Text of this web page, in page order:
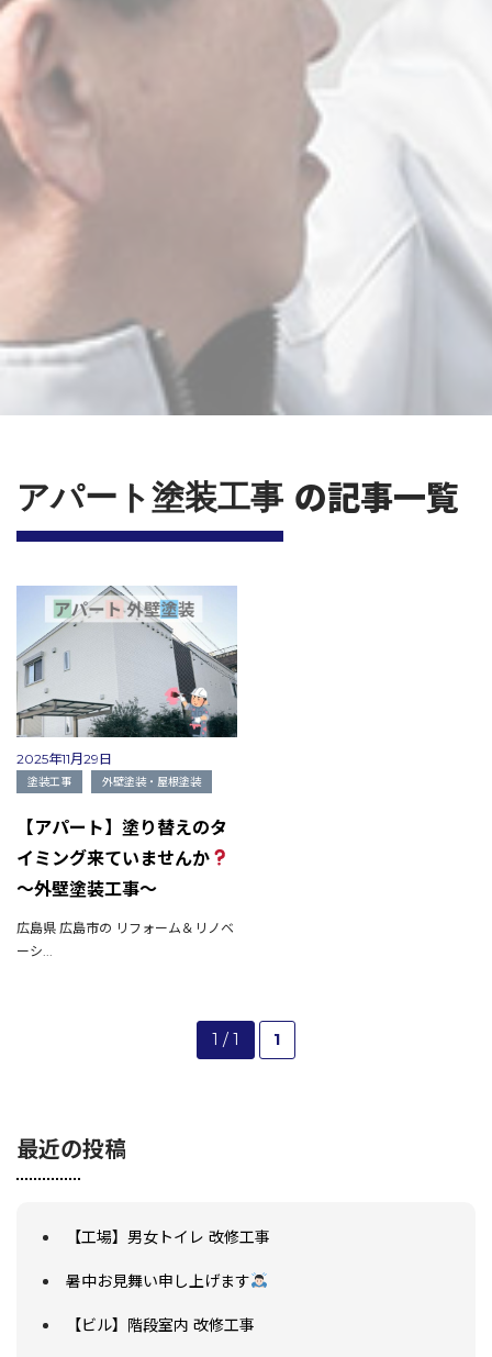
アパート塗装工事 の記事一覧
2025年11月29日
塗装工事 外壁塗装・屋根塗装
【アパート】塗り替えのタ
イミング来ていませんか
～外壁塗装工事～
広島県 広島市の リフォーム＆リノベ
ーシ...
1 / 1 1
最近の投稿
【工場】男女トイレ 改修工事
暑中お見舞い申し上げます
【ビル】階段室内 改修工事